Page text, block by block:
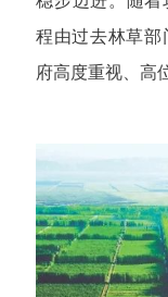
程由过去林草部
府高度重视、高